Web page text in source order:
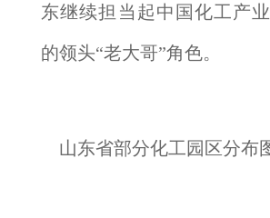
东继续担当起中国化工产
的领头“老大哥”角色。
山东省部分化工园区分布